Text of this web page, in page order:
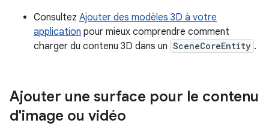
Consultez Ajouter des modèles 3D à votre
application pour mieux comprendre comment
charger du contenu 3D dans un SceneCoreEntity .
Ajouter une surface pour le contenu
d'image ou vidéo